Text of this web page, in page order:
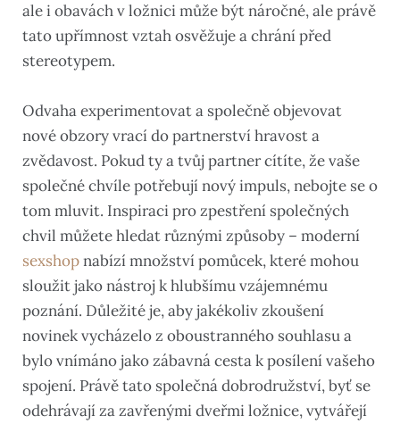
ale i obavách v ložnici může být náročné, ale právě
tato upřímnost vztah osvěžuje a chrání před
stereotypem.
Odvaha experimentovat a společně objevovat
nové obzory vrací do partnerství hravost a
zvědavost. Pokud ty a tvůj partner cítíte, že vaše
společné chvíle potřebují nový impuls, nebojte se o
tom mluvit. Inspiraci pro zpestření společných
chvil můžete hledat různými způsoby – moderní
sexshopnabízí množství pomůcek, které mohou
sloužit jako nástroj k hlubšímu vzájemnému
poznání. Důležité je, aby jakékoliv zkoušení
novinek vycházelo z oboustranného souhlasu a
bylo vnímáno jako zábavná cesta k posílení vašeho
spojení. Právě tato společná dobrodružství, byť se
odehrávají za zavřenými dveřmi ložnice, vytvářejí